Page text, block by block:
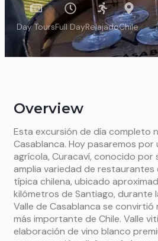
Day ToursFull DayRelajadoChile
Overview
Esta excursión de día completo
Casablanca. Hoy pasaremos
agrícola, Curacaví, conocido por
amplia variedad de
típica chilena, ubicado
kilómetros de Santiago, durante
Valle de Casablanca se convirtió
más importante de Chile. Valle
elaboración de vino blanco